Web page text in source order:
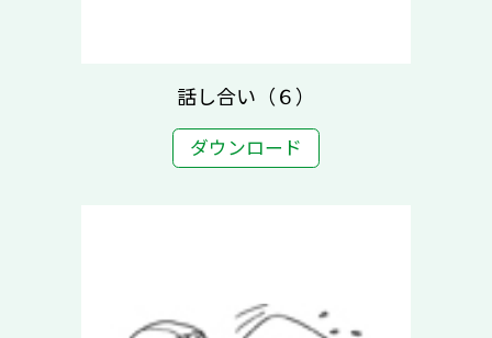
話し合い（６）
ダウンロード